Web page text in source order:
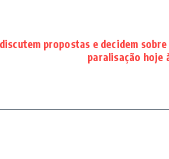
propostas e decidem
paralisação hoje